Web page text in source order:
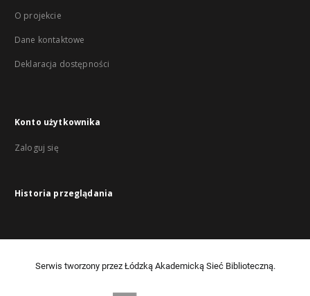
O projekcie
Dane kontaktowe
Deklaracja dostępności
Konto użytkownika
Zaloguj się
Historia przeglądania
Serwis tworzony przez Łódzką Akademicką Sieć Biblioteczną.